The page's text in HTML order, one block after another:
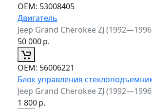
ОЕМ: 53008405
Двигатель
Jeep Grand Cherokee ZJ
50 000р.
ОЕМ: 56006221
Блок управления
Jeep Grand Cherokee ZJ
1 800р.